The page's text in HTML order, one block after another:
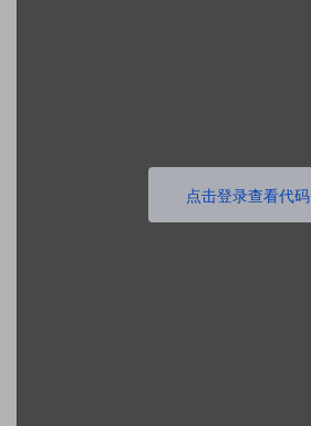
点击登录查看代码